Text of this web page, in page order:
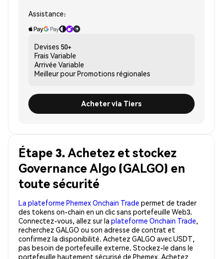
Assistance:
Devises 50+
Frais Variable
Arrivée Variable
Meilleur pourPromotions régionales
Acheter via Tiers
Étape 3. Achetez et stockez
Governance Algo (GALGO) en
toute sécurité
La plateforme Phemex Onchain Trade permet de trader
des tokens on-chain en un clic sans portefeuille Web3.
Connectez-vous, allez sur la plateforme Onchain Trade,
recherchez GALGO ou son adresse de contrat et
confirmez la disponibilité. Achetez GALGO avec USDT,
pas besoin de portefeuille externe. Stockez-le dans le
portefeuille hautement sécurisé de Phemex. Achetez